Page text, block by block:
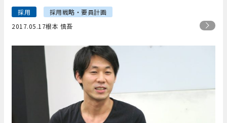
採用
採用戦略・要員計画
2017.05.17根本 慎吾